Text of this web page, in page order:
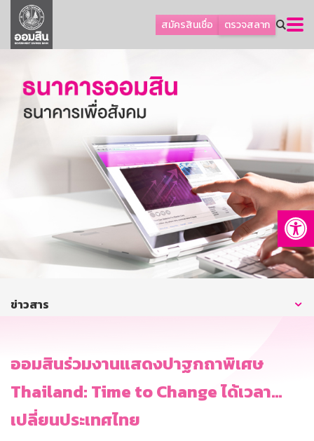
สมัครสินเชื่อ ตรวจสลาก
ลูกค้าธุรกิจ
ลูกค้าผู้ประกอบรายย่อย
ออมเพื่อสุข
เกี่ยวกับธนาคาร
การพัฒนาที่ยั่งยืน
บริการทางการเงิน
ติดต่อเรา
บริการออนไลน์
ข่าวสาร
ออมสินร่วมงานแสดงปาฐกถาพิเศษ
Thailand: Time to Change ได้เวลา…
เปลี่ยนประเทศไทย